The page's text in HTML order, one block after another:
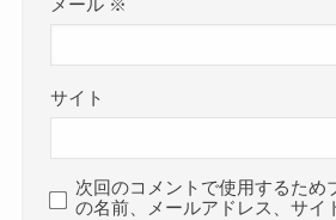
メール ※
サイト
次回のコメントで使用するため
の名前、メールアドレス、サイ